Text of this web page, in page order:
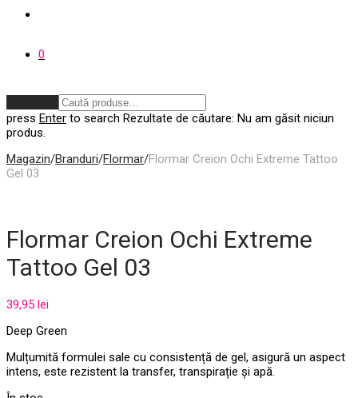
0
press Enter to search Rezultate de căutare: Nu am găsit niciun
produs.
Magazin/Branduri/Flormar/Flormar Creion Ochi Extreme Tattoo
Gel 03
Flormar Creion Ochi Extreme
Tattoo Gel 03
39,95 lei
Deep Green
Mulțumită formulei sale cu consistență de gel, asigură un aspect
intens, este rezistent la transfer, transpirație și apă.